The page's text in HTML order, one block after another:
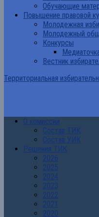
Обучающие
Повышение правовой
Молодежная
Молодежный
Конкурсы
Вестник
Территориальная
О комиссии
Состав ТИК
Состав УИК
Решения ТИК
2026
2025
2024
2023
2022
2021
2020